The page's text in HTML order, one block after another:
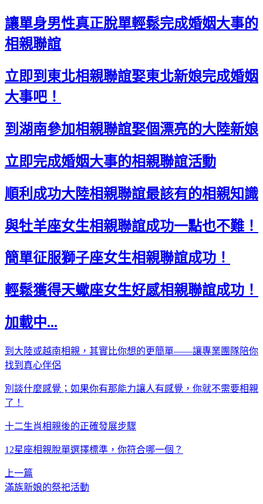
讓單身男性真正脫單輕鬆完成婚姻大事的
相親聯誼
立即到東北相親聯誼娶東北新娘完成婚姻
大事吧！
到湖南參加相親聯誼娶個漂亮的大陸新娘
立即完成婚姻大事的相親聯誼活動
順利成功大陸相親聯誼最該有的相親知識
與牡羊座女生相親聯誼成功一點也不難！
簡單征服獅子座女生相親聯誼成功！
輕鬆獲得天蠍座女生好感相親聯誼成功！
加載中...
到大陸或越南相親，其實比你想的更簡單——讓專業團隊陪你
找到真心伴侶
別談什麼感覺；如果你有那能力讓人有感覺，你就不需要相親
了！
十二生肖相親後的正確發展步驟
12星座相親脫單選擇標準，你符合哪一個？
上一篇
滿族新娘的祭祀活動